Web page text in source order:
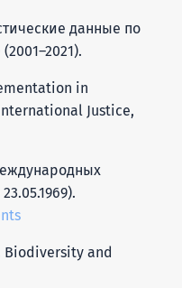
данные по
in
Justice,
Biodiversity and